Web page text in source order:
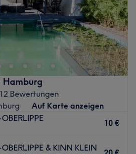
Hamburg
Bewertungen
Auf Karte anzeigen
10 €
& KINN KLEIN